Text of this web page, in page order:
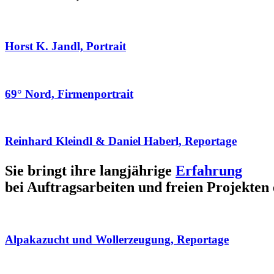
Horst K. Jandl, Portrait
69° Nord, Firmenportrait
Reinhard Kleindl & Daniel Haberl, Reportage
Sie bringt ihre langjährige Erfahrung
bei Auftragsarbeiten und freien Projekten
Alpakazucht und Wollerzeugung, Reportage